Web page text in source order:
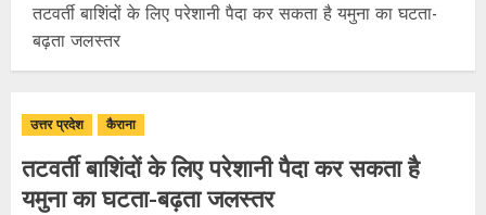
तटवर्ती बाशिंदों के लिए परेशानी पैदा कर सकता है यमुना का घटता-
बढ़ता जलस्तर
उत्तर प्रदेश कैराना
तटवर्ती बाशिंदों के लिए परेशानी पैदा कर सकता है
यमुना का घटता-बढ़ता जलस्तर